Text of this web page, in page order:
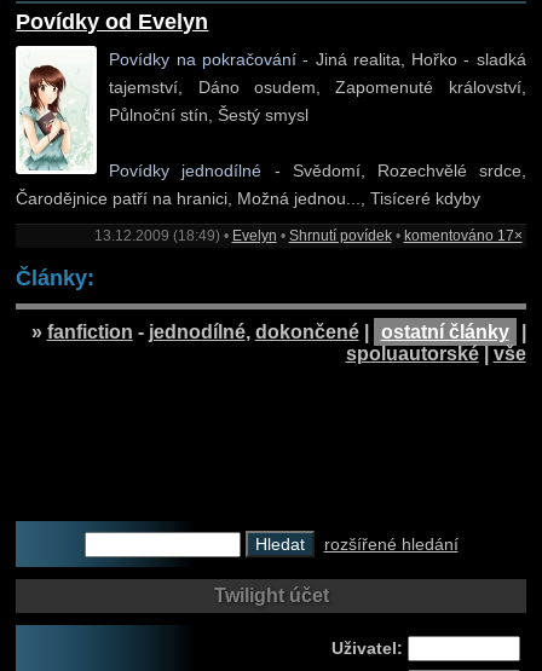
Povídky od Evelyn
Povídky na pokračování- Jiná realita, Hořko - sladká
tajemství, Dáno osudem, Zapomenuté království,
Půlnoční stín, Šestý smysl
Povídky jednodílné - Svědomí, Rozechvělé srdce,
Čarodějnice patří na hranici, Možná jednou..., Tisíceré kdyby
13.12.2009 (18:49) • Evelyn • Shrnutí povídek• komentováno 17×
Články:
» fanfiction - jednodílné, dokončené| ostatní články
spoluautorské| vše
rozšířené hledání
Twilight účet
Uživatel: